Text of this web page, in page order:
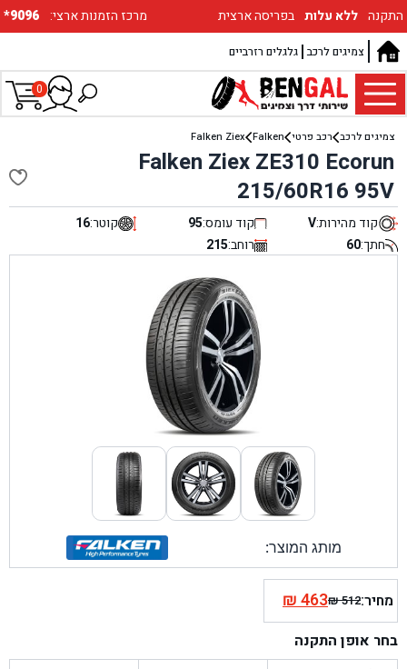
*9096 :מרכז הזמנות ארצי התקנה ללא עלות בפריסה ארצית
גלגלים רזרביים צמיגים לרכב
0
צמיגים לרכב רכב פרטי Falken
Falken Ziex
Falken Ziex ZE310 Ecorun
215/60R16 95V
קוד מהירות:V קוד עומס:95 קוטר:16
חתך:60 רוחב:215
מותג המוצר:
מחיר: ₪512
המחיר
המקורי
היה:
₪463המחיר
הנוכחי
הוא:
בחר אופן התקנה